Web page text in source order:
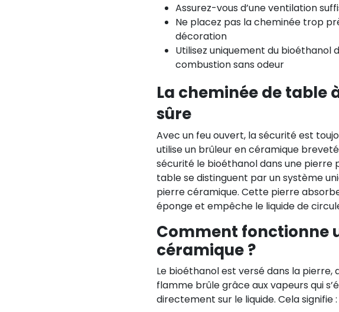
Assurez-vous d’une ventilation
Ne placez pas la cheminée trop
décoration
Utilisez uniquement du bioéthanol
combustion sans odeur
La cheminée de table
sûre
Avec un feu ouvert, la sécurité est
utilise un brûleur en céramique
sécurité le bioéthanol dans une pierre
table se distinguent par un système
pierre céramique. Cette pierre
éponge et empêche le liquide de
Comment fonctionne
céramique ?
Le bioéthanol est versé dans la pierre,
flamme brûle grâce aux vapeurs qui
directement sur le liquide. Cela signifie :